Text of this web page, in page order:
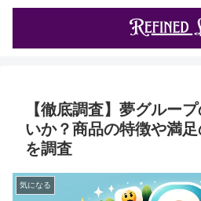
【徹底調査】夢グルー
いか？商品の特徴や満
を調査
気になる